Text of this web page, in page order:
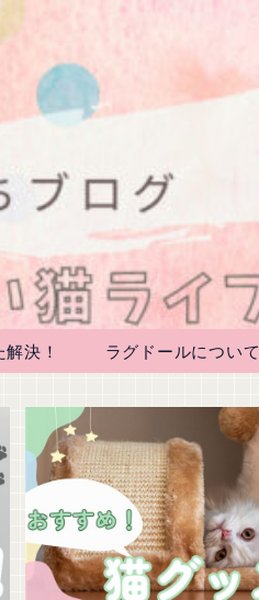
決！ ラグドールについて